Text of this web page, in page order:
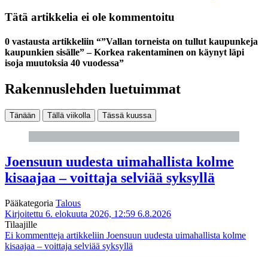
Tätä artikkelia ei ole kommentoitu
0 vastausta artikkeliin “”Vallan torneista on tullut kaupunkeja
kaupunkien sisälle” – Korkea rakentaminen on käynyt läpi
isoja muutoksia 40 vuodessa”
Rakennuslehden luetuimmat
Tänään Tällä viikolla Tässä kuussa
Joensuun uudesta uimahallista kolme
kisaajaa – voittaja selviää syksyllä
Pääkategoria Talous
Kirjoitettu 6. elokuuta 2026, 12:59 6.8.2026
Tilaajille
Ei kommentteja artikkeliin Joensuun uudesta uimahallista kolme
kisaajaa – voittaja selviää syksyllä